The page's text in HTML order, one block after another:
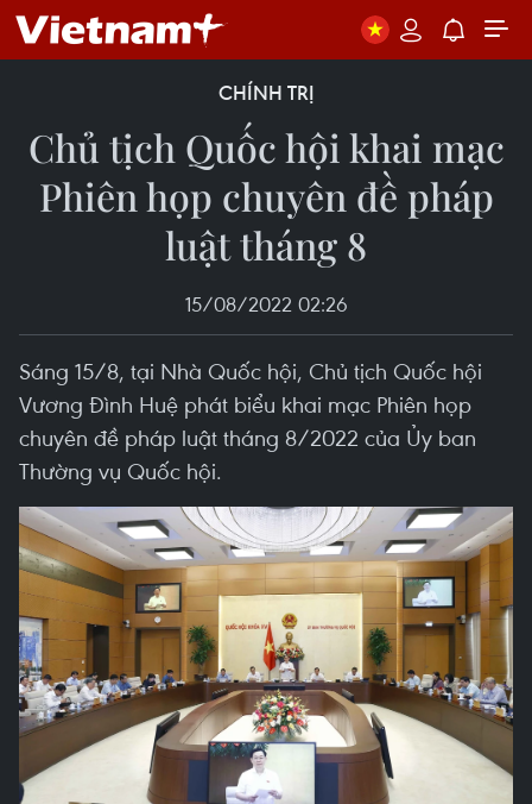
CHÍNH TRỊ
Chủ tịch Quốc hội khai mạc
Phiên họp chuyên đề pháp
luật tháng 8
15/08/2022 02:26
Sáng 15/8, tại Nhà Quốc hội, Chủ tịch Quốc hội
Vương Đình Huệ phát biểu khai mạc Phiên họp
chuyên đề pháp luật tháng 8/2022 của Ủy ban
Thường vụ Quốc hội.